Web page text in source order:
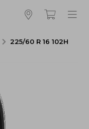
225/60 R 16 102H